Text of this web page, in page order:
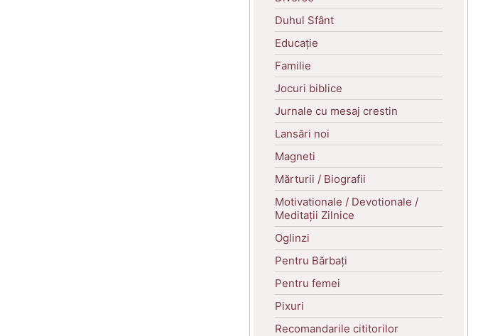
Duhul Sfânt
Educație
Familie
Jocuri biblice
Jurnale cu mesaj crestin
Lansări noi
Magneti
Mărturii / Biografii
Motivationale / Devotionale /
Meditații Zilnice
Oglinzi
Pentru Bărbați
Pentru femei
Pixuri
Recomandarile cititorilor